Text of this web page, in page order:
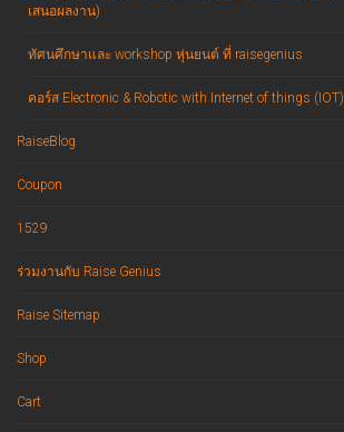
เสนอผลงาน)
ทัศนศึกษาและ workshop หุ่นยนต์ ที่ raisegenius
คอร์ส Electronic & Robotic with Internet of things (IOT)
RaiseBlog
Coupon
1529
ร่วมงานกับ Raise Genius
Raise Sitemap
Shop
Cart